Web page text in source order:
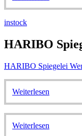
instock
HARIBO
HARIBO Spiegelei
Weiterlesen
Weiterlesen